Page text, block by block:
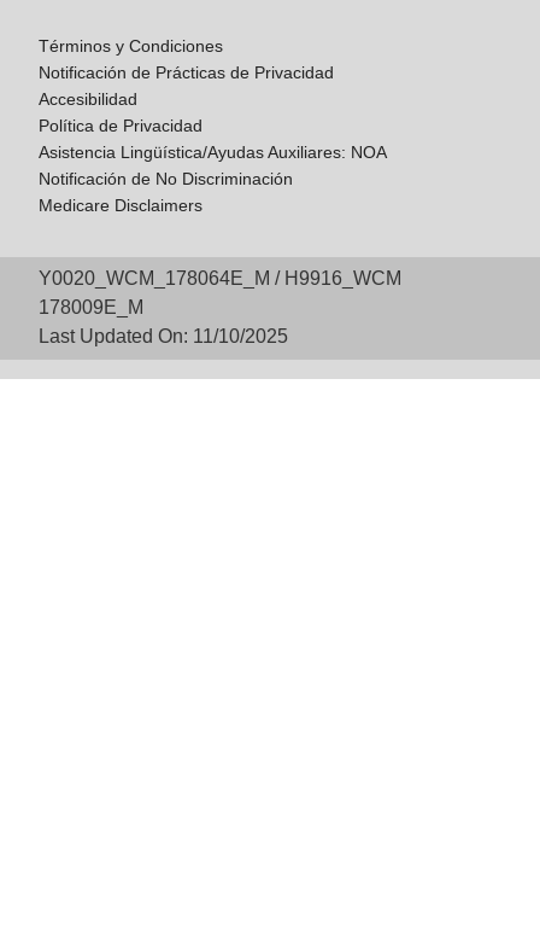
Términos y Condiciones
Notificación de Prácticas de Privacidad
Accesibilidad
Política de Privacidad
Asistencia Lingüística/Ayudas Auxiliares: NOA
Notificación de No Discriminación
Medicare Disclaimers
Y0020_WCM_178064E_M / H9916_WCM
178009E_M
Last Updated On: 11/10/2025